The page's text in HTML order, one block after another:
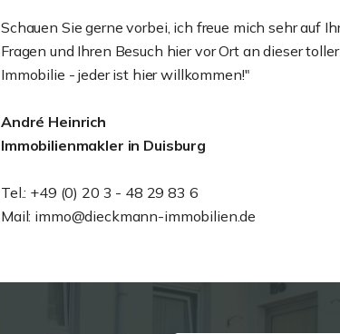
Schauen Sie gerne vorbei, ich freue mich sehr auf
Fragen und Ihren Besuch hier vor Ort an dieser toller
Immobilie - jeder ist hier willkommen!"
André Heinrich
Immobilienmakler in Duisburg
Tel.: +49 (0) 20 3 - 48 29 83 6
Mail: immo@dieckmann-immobilien.de